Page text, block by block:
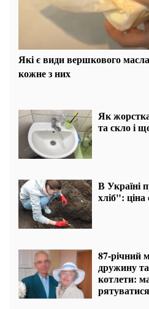
Які є види вершкового масла
кожне з них
Як
та скло і
В Україні
хліб":
87-річний
дружину
котлети:
рятуватися